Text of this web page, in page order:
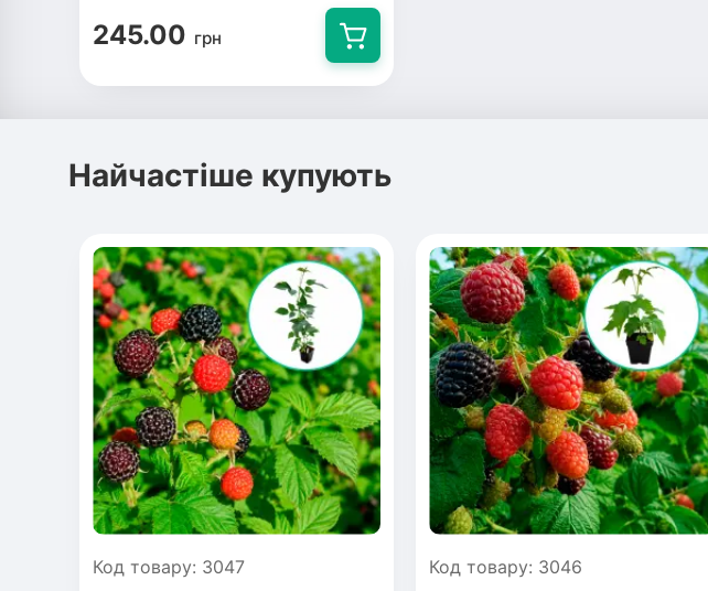
245.00 грн
Найчастіше купують
Код товару: 3047
Код товару: 3046